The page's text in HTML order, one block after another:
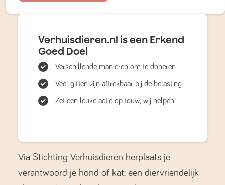
Verhuisdieren.nl is een Erkend
Goed Doel
Verschillende manieren om te doneren
Veel giften zijn aftrekbaar bij de belasting
Zet een leuke actie op touw; wij helpen!
Via Stichting Verhuisdieren herplaats je
verantwoord je hond of kat; een diervriendelijk